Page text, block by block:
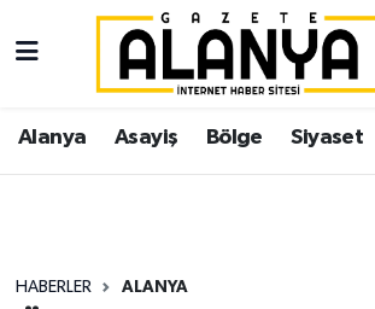
Alanya Asayiş Bölge Siyaset
HABERLER ALANYA
Alanya
Asayiş
Siyaset
İstanbul Nöbetçi Eczaneler
İstanbul Hava Durumu
Süper Lig Puan Durumu ve Fikstür